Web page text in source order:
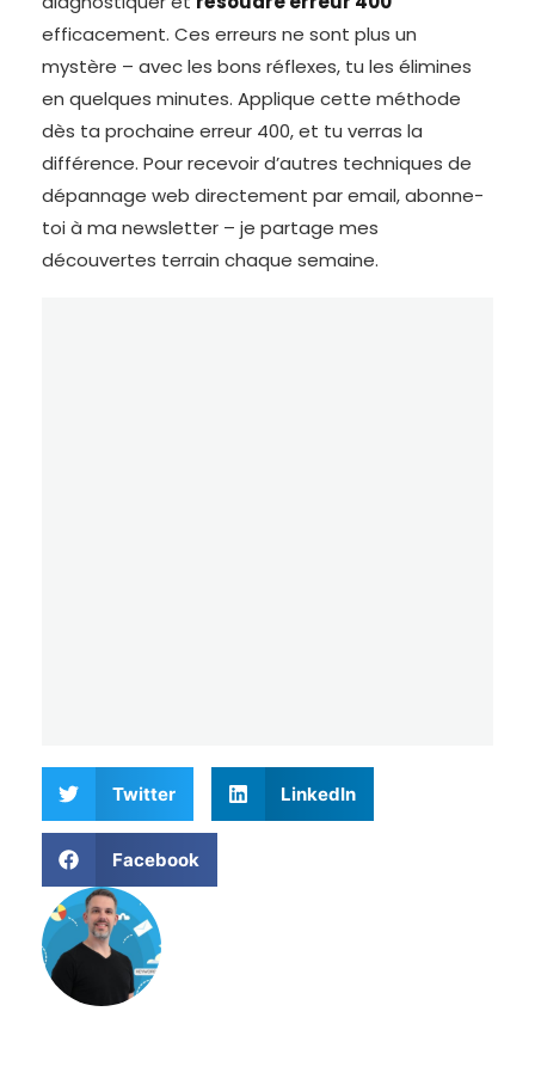
efficacement. Ces erreurs ne sont plus un
mystère – avec les bons réflexes, tu les élimines
en quelques minutes. Applique cette méthode
dès ta prochaine erreur 400, et tu verras la
différence. Pour recevoir d’autres techniques de
dépannage web directement par email, abonne-
toi à ma newsletter – je partage mes
découvertes terrain chaque semaine.
Twitter LinkedIn
Facebook